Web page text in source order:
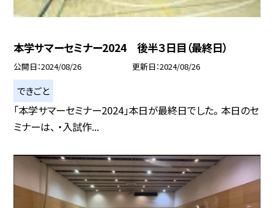
本学サマーセミナー2024 後半３日目（最終日）
公開日 2024/08/26 更新日 2024/08/26
できごと
「本学サマーセミナー2024」本日が最終日でした。 本日のセ
ミナーは、 ・入試作...